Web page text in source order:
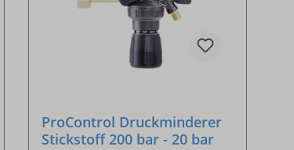
ProControl Druckminderer
Stickstoff 200 bar - 20 bar